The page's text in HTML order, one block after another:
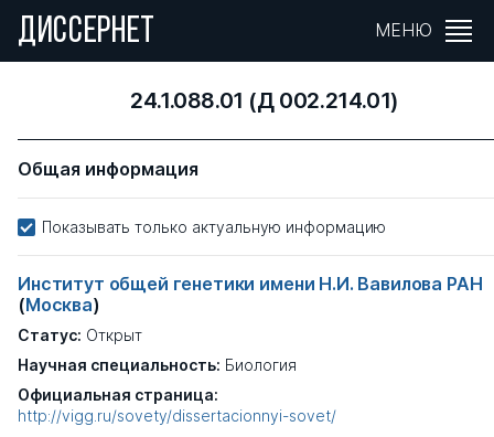
ДИССЕРНЕТ МЕНЮ
24.1.088.01 (Д 002.214.01)
Общая информация
Показывать только актуальную информацию
Институт общей генетики имени Н.И. Вавилова РАН
(Москва)
Статус: Открыт
Научная специальность: Биология
Официальная страница:
http://vigg.ru/sovety/dissertacionnyi-sovet/